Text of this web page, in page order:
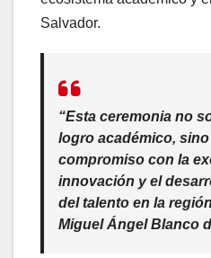
Salvador.
“Esta ceremonia no
logro académico,
compromiso con la
innovación y el
del talento en la
Miguel Ángel Blanco